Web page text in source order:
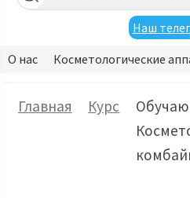
Наш
О нас Косметологические
Главная Курс